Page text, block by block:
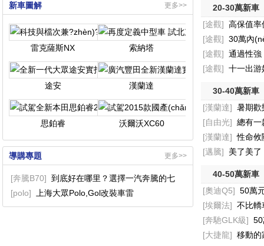
更多>>
新車圖解
雷克薩斯NX 索納塔
途安 漢蘭達
思鉑睿 沃爾沃XC60
更多>>
導購專題
[奔騰B70] 到底好在哪里？選擇一汽奔騰的七
[polo]
上海大眾Polo,Gol改裝車雷
20-30萬新車
[途觀] 高保值率
[途觀] 30萬內
[途觀] 通過性
[途觀] 十一出游
30-40萬新車
[漢蘭達] 暑期歡
[自由光] 總有一
[漢蘭達] 性命攸
[邁騰]
美了美
40-50萬新車
[奧迪Q5] 50萬
[埃爾法] 不比轎
[奔馳GLK級]
[大捷龍] 移動的